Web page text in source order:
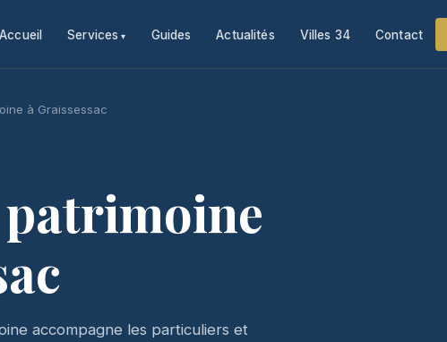
Accueil Services Guides Actualités Villes 34 Contact
à Graissessac
patrimoine
accompagne les particuliers et